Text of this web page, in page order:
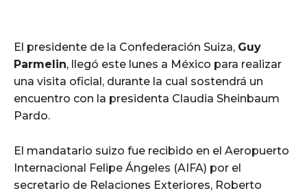
El presidente de la Confederación Suiza, Guy
Parmelin, llegó este lunes a México para realizar
una visita oficial, durante la cual sostendrá un
encuentro con la presidenta Claudia Sheinbaum
Pardo.
El mandatario suizo fue recibido en el Aeropuerto
Internacional Felipe Ángeles (AIFA) por el
secretario de Relaciones Exteriores, Roberto